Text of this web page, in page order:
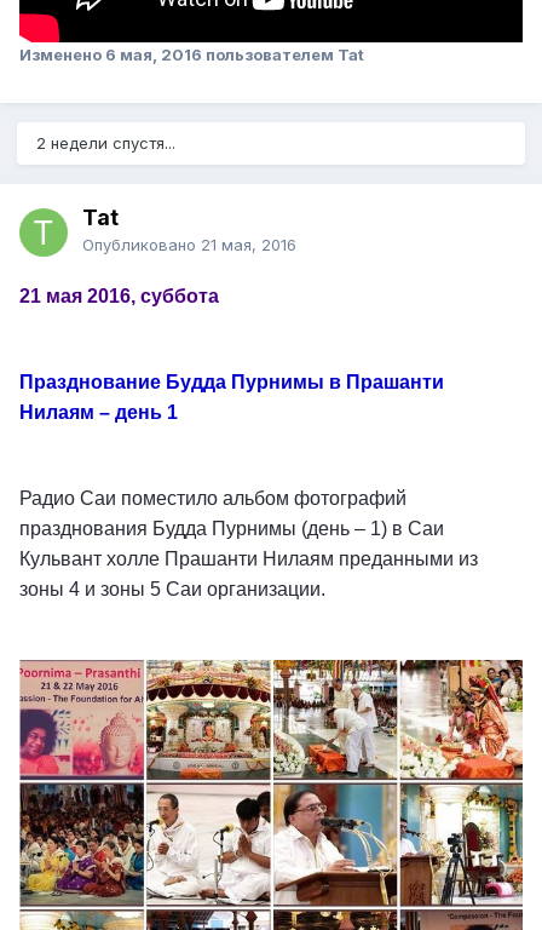
Изменено 6 мая, 2016 пользователем Tat
2 недели спустя...
Tat
Опубликовано 21 мая, 2016
21 мая 2016, суббота
Празднование Будда Пурнимы в Прашанти
Нилаям – день 1
Радио Саи поместило альбом фотографий
празднования Будда Пурнимы (день – 1) в Саи
Кульвант холле Прашанти Нилаям преданными из
зоны 4 и зоны 5 Саи организации.